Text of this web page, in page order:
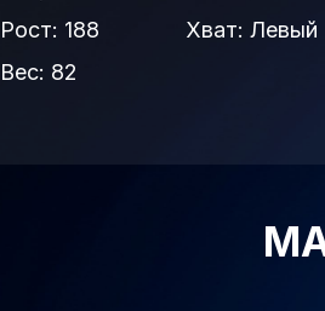
Рост: 188
Вес: 82
Хват: Левый